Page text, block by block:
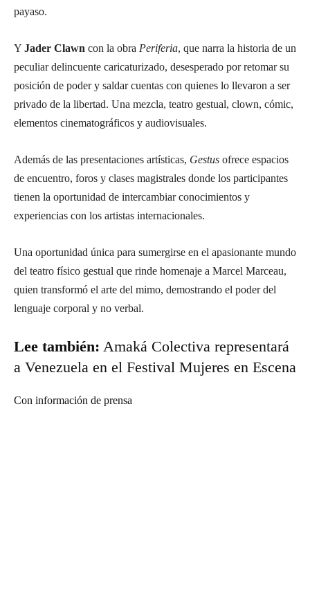
payaso.
Y Jader Clawn con la obra Periferia, que narra la historia de un
peculiar delincuente caricaturizado, desesperado por retomar su
posición de poder y saldar cuentas con quienes lo llevaron a ser
privado de la libertad. Una mezcla, teatro gestual, clown, cómic,
elementos cinematográficos y audiovisuales.
Además de las presentaciones artísticas, Gestus ofrece espacios
de encuentro, foros y clases magistrales donde los participantes
tienen la oportunidad de intercambiar conocimientos y
experiencias con los artistas internacionales.
Una oportunidad única para sumergirse en el apasionante mundo
del teatro físico gestual que rinde homenaje a Marcel Marceau,
quien transformó el arte del mimo, demostrando el poder del
lenguaje corporal y no verbal.
Lee también: Amaká Colectiva representará
a Venezuela en el Festival Mujeres en Escena
Con información de prensa